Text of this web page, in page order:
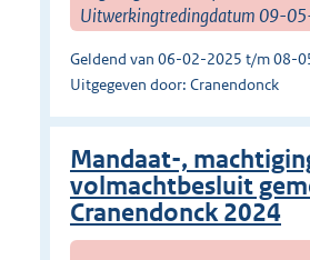
Uitwerkingtredingdatum 09-
Geldend van 06-02-2025 t/m 08-
Uitgegeven door: Cranendonck
Mandaat-,
volmachtbesluit
Cranendonck 2024